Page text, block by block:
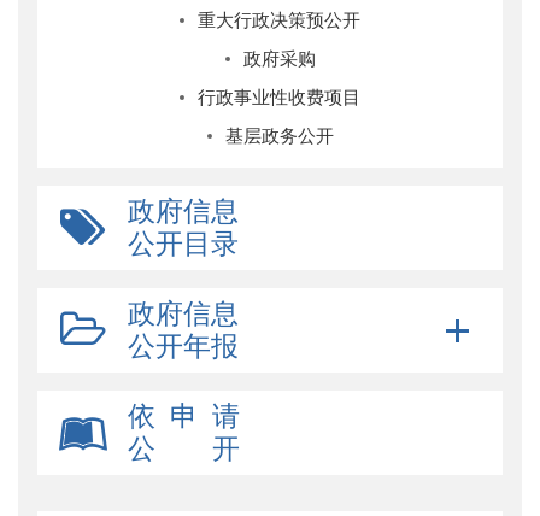
重大行政决策预公开
政府采购
行政事业性收费项目
基层政务公开
政府信息
公开目录
政府信息
公开年报
依 申 请
公 开